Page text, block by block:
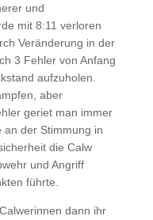
und
mit 8:11 verloren
Veränderung in der
3 Fehler von Anfang
aufzuholen.
aber
geriet man immer
an der Stimmung in
die Calw
und Angriff
führte.
dann ihr